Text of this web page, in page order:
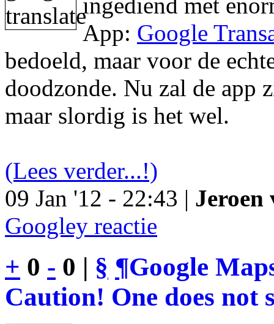
ingediend met
App: Google
bedoeld, maar voor de
doodzonde. Nu zal de app
maar slordig is het wel.
(Lees verder...!)
09 Jan '12 - 22:43 | Jeroen
Googley reactie
+ 0 - 0 | § ¶Google
Caution! One does